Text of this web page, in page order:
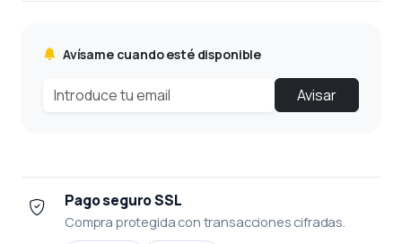
Avísame cuando esté disponible
Avisar
Pago seguro SSL
Compra protegida con transacciones cifradas.